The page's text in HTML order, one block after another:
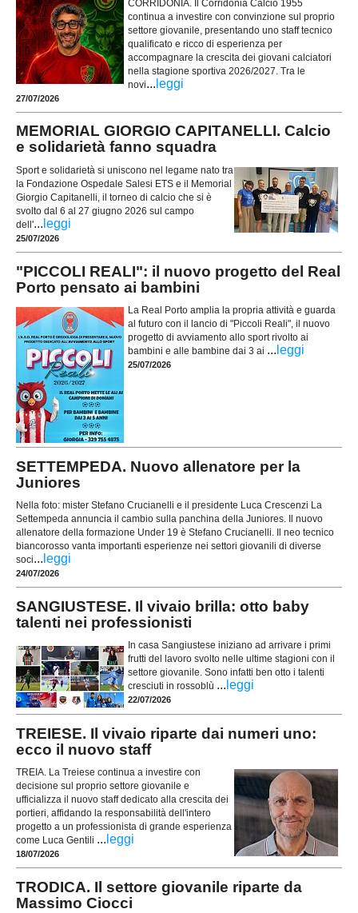
CORRIDONIA. Il Corridonia Calcio 1955
continua a investire con convinzione sul proprio
settore giovanile, presentando uno staff tecnico
qualificato e ricco di esperienza per
accompagnare la crescita dei giovani calciatori
nella stagione sportiva 2026/2027. Tra le
novi... leggi
27/07/2026
MEMORIAL GIORGIO CAPITANELLI. Calcio
e solidarietà fanno squadra
Sport e solidarietà si uniscono nel legame nato tra
la Fondazione Ospedale Salesi ETS e il Memorial
Giorgio Capitanelli, il torneo di calcio che si è
svolto dal 6 al 27 giugno 2026 sul campo
dell'... leggi
25/07/2026
"PICCOLI REALI": il nuovo progetto del Real
Porto pensato ai bambini
La Real Porto amplia la propria attività e guarda
al futuro con il lancio di "Piccoli Reali", il nuovo
progetto di avviamento allo sport rivolto ai
bambini e alle bambine dai 3 ai ... leggi
25/07/2026
SETTEMPEDA. Nuovo allenatore per la
Juniores
Nella foto: mister Stefano Crucianelli e il presidente Luca Crescenzi La
Settempeda annuncia il cambio sulla panchina della Juniores. Il nuovo
allenatore della formazione Under 19 è Stefano Crucianelli. Il neo tecnico
biancorosso vanta importanti esperienze nei settori giovanili di diverse
soci... leggi
24/07/2026
SANGIUSTESE. Il vivaio brilla: otto baby
talenti nei professionisti
In casa Sangiustese iniziano ad arrivare i primi
frutti del lavoro svolto nelle ultime stagioni con il
settore giovanile. Sono infatti ben otto i talenti
cresciuti in rossoblù ... leggi
22/07/2026
TREIESE. Il vivaio riparte dai numeri uno:
ecco il nuovo staff
TREIA. La Treiese continua a investire con
decisione sul proprio settore giovanile e
ufficializza il nuovo staff dedicato alla crescita dei
portieri, affidando la responsabilità dell'intero
progetto a un professionista di grande esperienza
come Luca Gentili ... leggi
18/07/2026
TRODICA. Il settore giovanile riparte da
Massimo Ciocci